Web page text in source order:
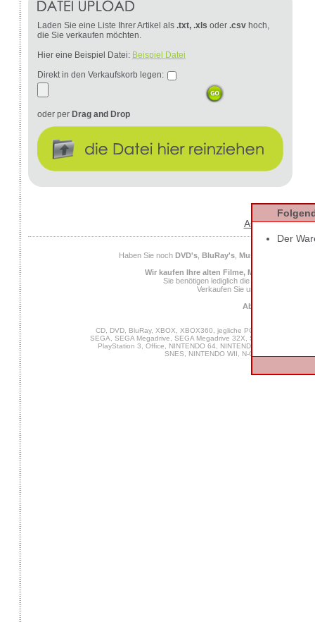
Laden Sie eine Liste Ihrer Artikel als .txt, .xls oder .csv hoch,
die Sie verkaufen möchten.
Hier eine Beispiel Datei: Beispiel Datei
Direkt in den Verkaufskorb legen:
oder per Drag and Drop
AGB
Haben Sie noch DVD's, BluRay's, Musik CD's
Wir kaufen Ihre alten Filme, Musik und Spiele
Sie benötigen lediglich die
Verkaufen Sie uns Ihre alten
Ab 25 Euro
CD, DVD, BluRay, XBOX, XBOX360, jegliche PC Software,
SEGA, SEGA Megadrive, SEGA Megadrive 32X, SEGA Master
PlayStation 3, Office, NINTENDO 64, NINTENDO DS,
SNES, NINTENDO WII, N-Gage, MUSIK,
Der